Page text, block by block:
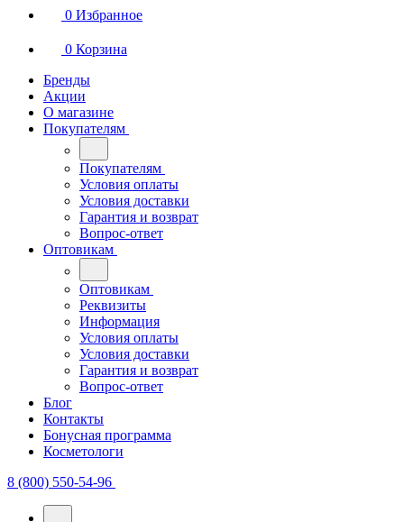
0 Избранное
0 Корзина
Бренды
Акции
О магазине
Покупателям
Покупателям
Условия оплаты
Условия доставки
Гарантия и возврат
Вопрос-ответ
Оптовикам
Оптовикам
Реквизиты
Информация
Условия оплаты
Условия доставки
Гарантия и возврат
Вопрос-ответ
Блог
Контакты
Бонусная программа
Косметологи
8 (800) 550-54-96